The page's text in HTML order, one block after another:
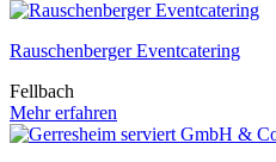
Rauschenberger Eventcatering
Fellbach
Mehr erfahren